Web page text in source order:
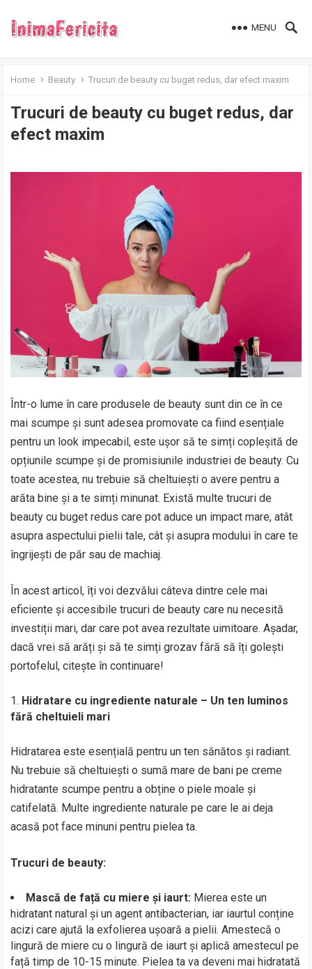
MENU
Home Beauty Trucuri de beauty cu buget redus, dar efect maxim
Trucuri de beauty cu buget redus, dar
efect maxim
Într-o lume în care produsele de beauty sunt din ce în ce
mai scumpe și sunt adesea promovate ca fiind esențiale
pentru un look impecabil, este ușor să te simți copleșită de
opțiunile scumpe și de promisiunile industriei de beauty. Cu
toate acestea, nu trebuie să cheltuiești o avere pentru a
arăta bine și a te simți minunat. Există multe trucuri de
beauty cu buget redus care pot aduce un impact mare, atât
asupra aspectului pielii tale, cât și asupra modului în care te
îngrijești de păr sau de machiaj.
În acest articol, îți voi dezvălui câteva dintre cele mai
eficiente și accesibile trucuri de beauty care nu necesită
investiții mari, dar care pot avea rezultate uimitoare. Așadar,
dacă vrei să arăți și să te simți grozav fără să îți golești
portofelul, citește în continuare!
Hidratare cu ingrediente naturale – Un ten luminos
fără cheltuieli mari
Hidratarea este esențială pentru un ten sănătos și radiant.
Nu trebuie să cheltuiești o sumă mare de bani pe creme
hidratante scumpe pentru a obține o piele moale și
catifelată. Multe ingrediente naturale pe care le ai deja
acasă pot face minuni pentru pielea ta.
Trucuri de beauty:
Mască de față cu miere și iaurt: Mierea este un
hidratant natural și un agent antibacterian, iar iaurtul conține
acizi care ajută la exfolierea ușoară a pielii. Amestecă o
lingură de miere cu o lingură de iaurt și aplică amestecul pe
față timp de 10-15 minute. Pielea ta va deveni mai hidratată